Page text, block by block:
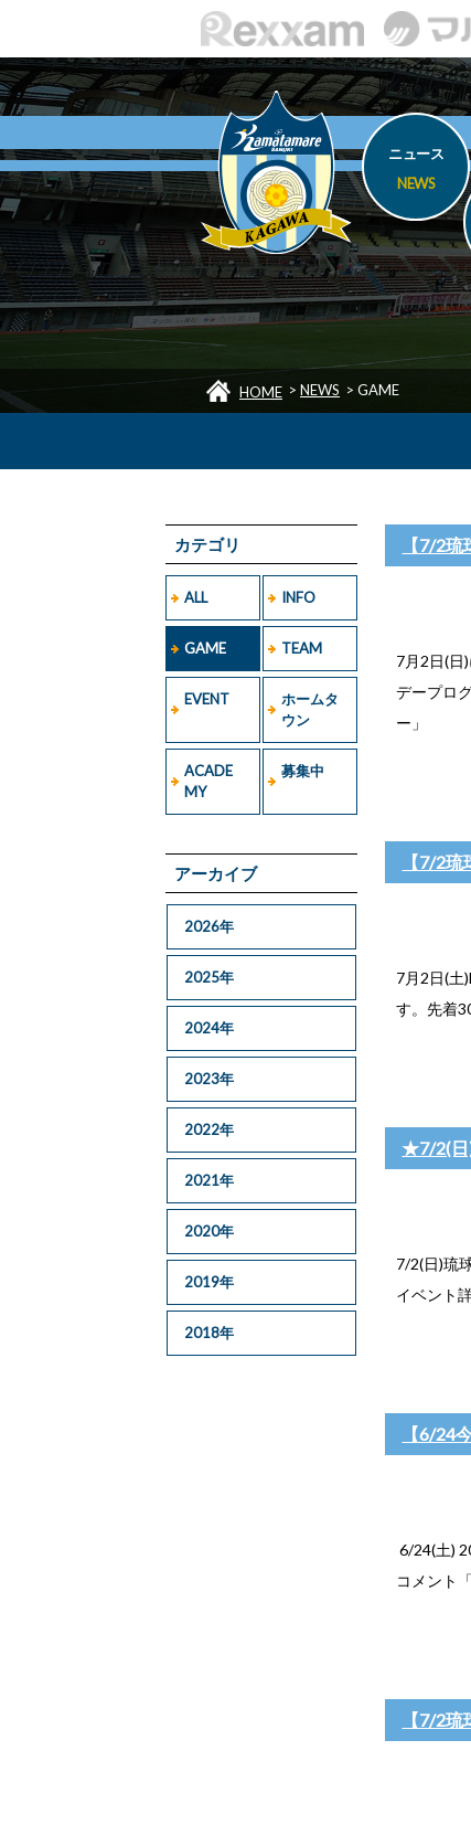
ニュース
NEWS
HOME > NEWS > GAME
カテゴリ
ALL INFO
GAME TEAM
EVENT
ホームタ
ウン
ACADE
MY
募集中
アーカイブ
2026年
2025年
2024年
2023年
2022年
2021年
2020年
2019年
2018年
【7/2
7月2日(日
デープロ
ー」
【7/2
7月2日(土
す。先着
★7/2(日
7/2(日)琉
イベント
【6/24
6/24(土)
コメント
【7/2